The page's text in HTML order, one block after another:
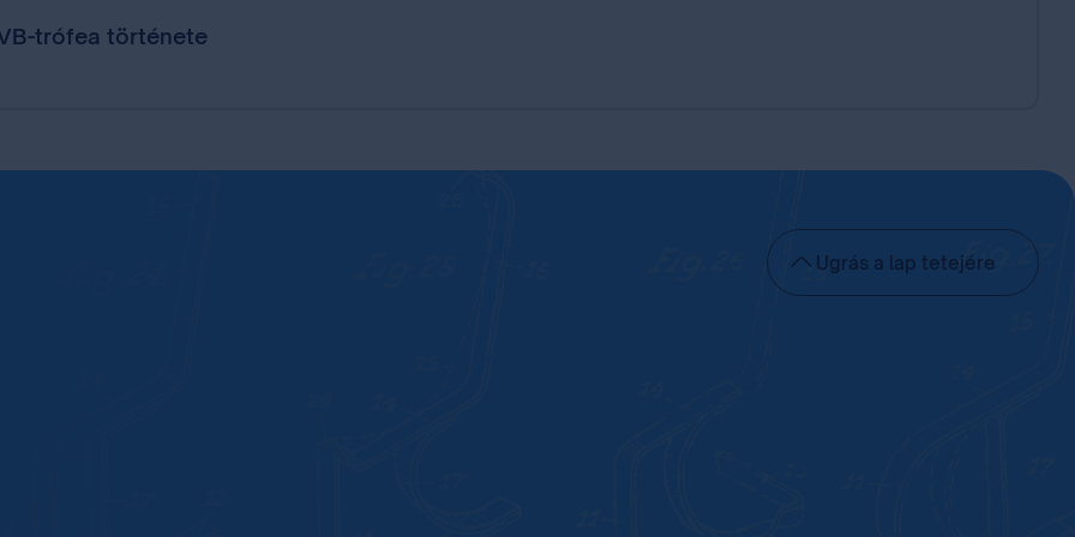
trófea története
Ugrás a lap tetejére